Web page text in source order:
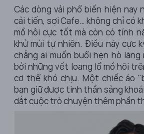
Các dòng vải phổ biến hiện nay
cải tiến, sợi Cafe… không chỉ có
mồ hôi cực tốt mà còn có tính
khử mùi tự nhiên. Điều này cực
chẳng ai muốn buổi hẹn hò lãng
bởi những vết loang lổ mồ hôi
cơ thể khó chịu. Một chiếc áo
bạn giữ được tinh thần sảng
dắt cuộc trò chuyện thêm phần